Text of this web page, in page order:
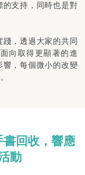
支持，同時也是對
，透過大家的共同
向取得更顯著的進
響，每個微小的改變
回收，響應
動